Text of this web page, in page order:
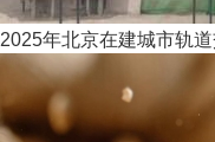
2025年北京在建城市轨